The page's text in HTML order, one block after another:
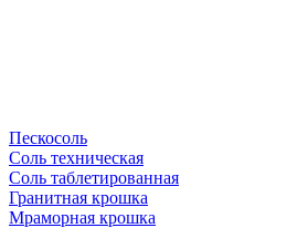
Пескосоль
Соль техническая
Соль таблетированная
Гранитная крошка
Мраморная крошка